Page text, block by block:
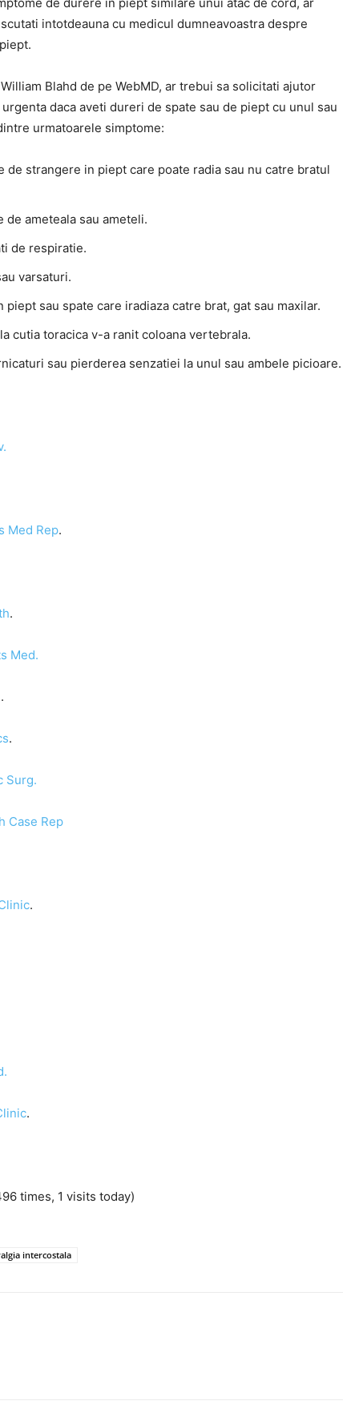
intotdeauna cu medicul dumneavoastra despre
Blahd de pe WebMD, ar trebui sa solicitati ajutor
daca aveti dureri de spate sau de piept cu unul sau
urmatoarele simptome:
de strangere in piept care poate radia sau nu catre bratul
de ameteala sau ameteli.
de respiratie.
varsaturi.
piept sau spate care iradiaza catre brat, gat sau maxilar.
cutia toracica v-a ranit coloana vertebrala.
sau pierderea senzatiei la unul sau ambele picioare.
Med Rep.
.
Med.
.
.
Surg.
Case Rep
.
.
times, 1 visits today)
intercostala